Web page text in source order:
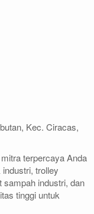
Kec. Ciracas,
terpercaya Anda
trolley
sampah industri, dan
tinggi untuk